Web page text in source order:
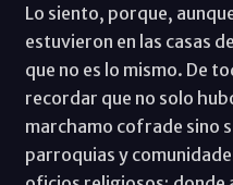
Lo siento, porque,
estuvieron en las casas
que no es lo mismo. De
recordar que no solo
marchamo cofrade sino
parroquias y